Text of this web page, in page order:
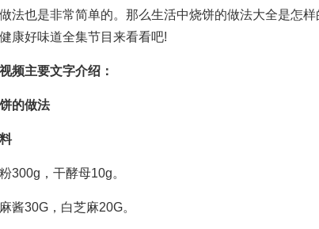
法也是非常简单的。那么生活中烧饼的做法大全是怎
健康好味道全集节目来看看吧!
频主要文字介绍：
做法
，干酵母10g。
30G，白芝麻20G。